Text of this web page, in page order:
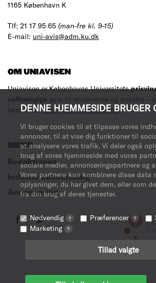
DENNE HJEMMESIDE BRUGER
Vi bruger cookies til at tilpasse vores
annoncer, til at vise dig funktioner til
at analysere vores trafik. Vi deler også
brug af vores hjemmeside med vores
sociale medier, annonceringspartnere og
Vores partnere kan kombinere disse data
oplysninger, du har givet dem, eller som
fra din brug af deres tjenester.
Nødvendig ? Præferencer ?
Marketing ?
Tillad valgte
1165 København K
Tlf: 21 17 95 65 (man-fre kl. 9-15)
E-mail: uni-avis@adm.ku.dk
OM UNIAVISEN
Uniavisen er Københavns Universitets
uafhængige avis til studerende og ansatte –
læse med.Læs mere om avisen her.
MERE
Redaktionen
Indsend debatindlæg
Annoncering